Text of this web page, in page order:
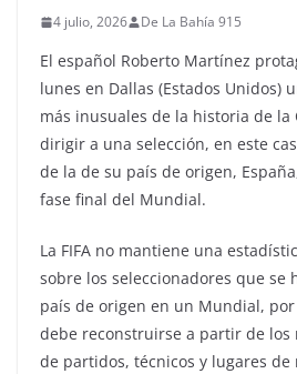
4 julio, 2026 De La Bahía 915
El español Roberto Martínez
lunes en Dallas (Estados Unidos)
más inusuales de la historia de la
dirigir a una selección, en este
de la de su país de origen,
fase final del Mundial.
La FIFA no mantiene una
sobre los seleccionadores que se
país de origen en un Mundial,
debe reconstruirse a partir de los
de partidos, técnicos y lugares de